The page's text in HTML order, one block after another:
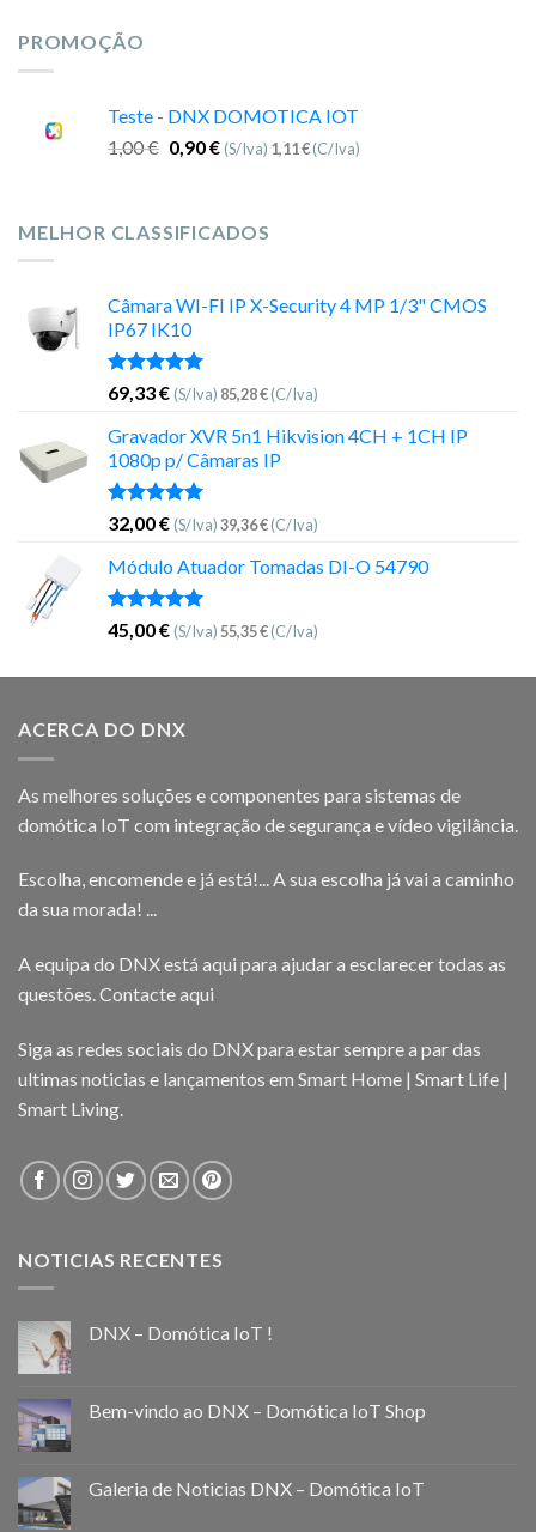
PROMOÇÃO
Teste - DNX DOMOTICA IOT
1,00€ 0,90€ (S/Iva) 1,11€(C/Iva)
MELHOR CLASSIFICADOS
Câmara WI-FI IP X-Security 4 MP 1/3" CMOS
IP67 IK10
Avaliação
5.00
de 5
69,33€ (S/Iva) 85,28€(C/Iva)
Gravador XVR 5n1 Hikvision 4CH + 1CH IP
1080p p/ Câmaras IP
Avaliação
5.00
de 5
32,00€ (S/Iva)39,36€(C/Iva)
Módulo Atuador Tomadas DI-O 54790
Avaliação
5.00
de 5
45,00€ (S/Iva)55,35€(C/Iva)
ACERCA DO DNX
As melhores soluções e componentes para sistemas de
domótica IoT com integração de segurança e vídeo vigilância.
Escolha, encomende e já está!... A sua escolha já vai a caminho
da sua morada! ...
A equipa do DNX está aqui para ajudar a esclarecer todas as
questões.Contacte aqui
Siga as redes sociais do DNX para estar sempre a par das
ultimas noticias e lançamentos em Smart Home | Smart Life |
Smart Living.
NOTICIAS RECENTES
DNX – Domótica IoT !
Bem-vindo ao DNX – Domótica IoT Shop
Galeria de Noticias DNX – Domótica IoT